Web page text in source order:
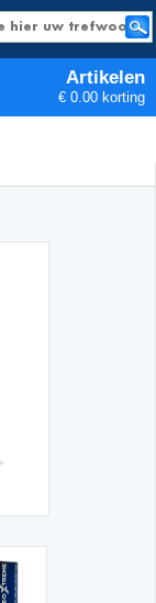
Artikelen
€ 0.00 korting